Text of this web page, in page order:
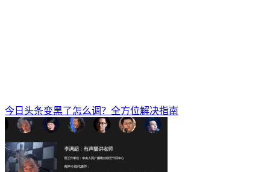
今日头条变黑了怎么调？全方位解决指南